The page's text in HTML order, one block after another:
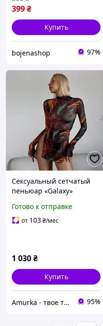
399₴
Купить
bojenashop 97%
Сексуальный сетчатый
пеньюар «Galaxy»
комплект с тай-дай
принтом и трусиками-
Готово к отправке
от 103₴/мес
1 030₴
Купить
Amurka - твое тайное оружие 95%